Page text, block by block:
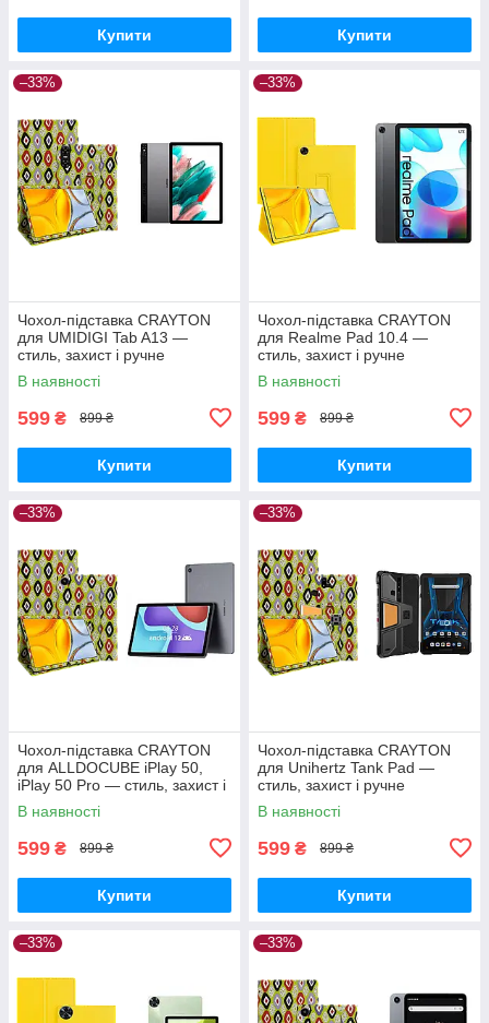
Купити Купити
–33%
Чохол-підставка CRAYTON
для UMIDIGI Tab A13 —
стиль, захист і ручне
збирання, колір Камні
В наявності
599 ₴ 899 ₴
Купити
–33%
Чохол-підставка CRAYTON
для Realme Pad 10.4 —
стиль, захист і ручне
збирання, колір Жовтий
В наявності
599 ₴ 899 ₴
Купити
–33%
Чохол-підставка CRAYTON
для ALLDOCUBE iPlay 50,
iPlay 50 Pro — стиль, захист і
ручне збирання, колір Камні
В наявності
599 ₴ 899 ₴
Купити
–33%
Чохол-підставка CRAYTON
для Unihertz Tank Pad —
стиль, захист і ручне
збирання, колір Камні
В наявності
599 ₴ 899 ₴
Купити
–33% –33%